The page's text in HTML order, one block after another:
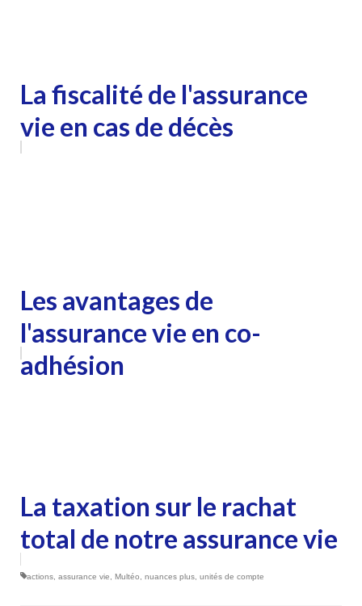
La fiscalité de l'assurance
vie en cas de décès
Les avantages de
l'assurance vie en co-
adhésion
La taxation sur le rachat
total de notre assurance vie
actions assurance vie Multéo nuances plus unités de compte